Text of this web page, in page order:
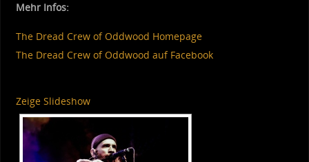
Mehr Infos:
The Dread Crew of Oddwood Homepage
The Dread Crew of Oddwood auf Facebook
Zeige Slideshow